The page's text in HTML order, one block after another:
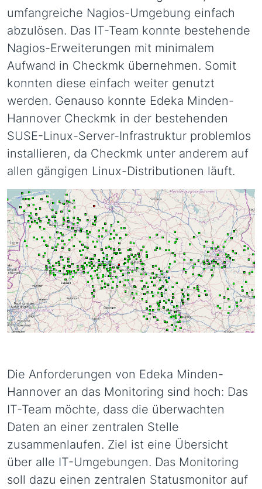
umfangreiche Nagios-Umgebung einfach
abzulösen. Das IT-Team konnte bestehende
Nagios-Erweiterungen mit minimalem
Aufwand in Checkmk übernehmen. Somit
konnten diese einfach weiter genutzt
werden. Genauso konnte Edeka Minden-
Hannover Checkmk in der bestehenden
SUSE-Linux-Server-Infrastruktur problemlos
installieren, da Checkmk unter anderem auf
allen gängigen Linux-Distributionen läuft.
Die Anforderungen von Edeka Minden-
Hannover an das Monitoring sind hoch: Das
IT-Team möchte, dass die überwachten
Daten an einer zentralen Stelle
zusammenlaufen. Ziel ist eine Übersicht
über alle IT-Umgebungen. Das Monitoring
soll dazu einen zentralen Statusmonitor auf